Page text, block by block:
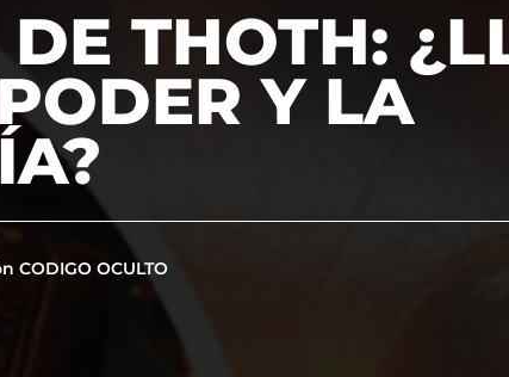
THOTH:
Y LA
CODIGO OCULTO